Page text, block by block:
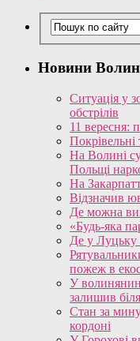
Новини
Ситуація у
обстрілів
11 вересня:
Покрівельні
На Волині
Польщі
На
Відзначив
Де можна
«Будь-яка
Де у Луцьку
пожеж в
У
залишив
Стан за
кордоні